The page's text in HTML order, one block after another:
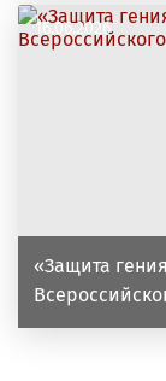
16.06.2026
«Защита